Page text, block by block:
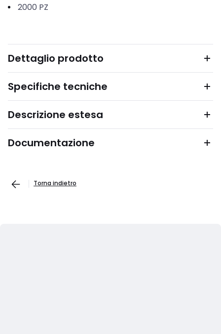
2000 PZ
Dettaglio prodotto
Specifiche tecniche
Descrizione estesa
Documentazione
Torna indietro